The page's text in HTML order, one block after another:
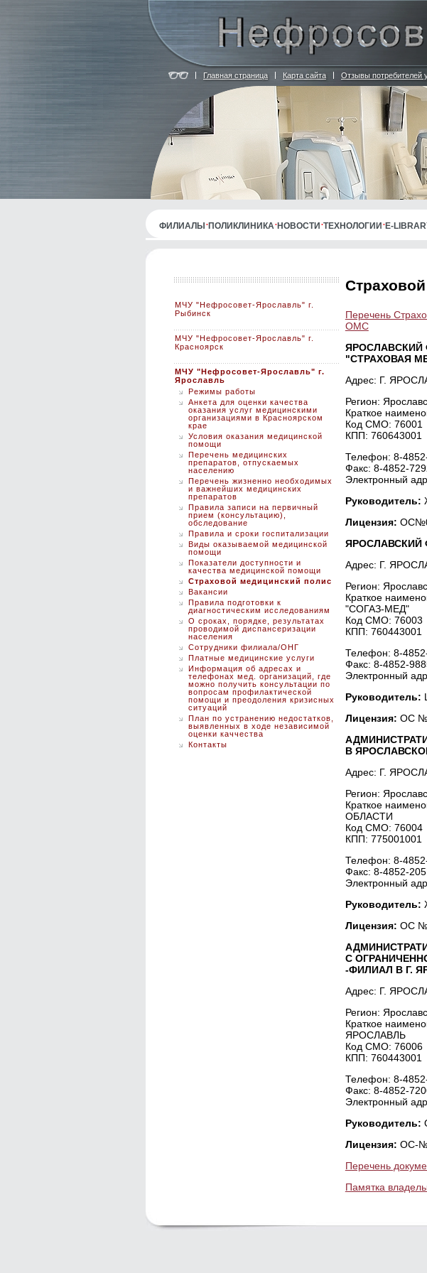
Главная страница Карта сайта Отзывы потребителей
ФИЛИАЛЫ ПОЛИКЛИНИКА НОВОСТИ ТЕХНОЛОГИИ E-
Перечень
ОМС
"СТРАХОВАЯ
Адрес: Г.
Регион:
Краткое
Код СМО: 76001
КПП: 760643001
Телефон: 8-
Факс: 8-4852-
Электронный
Руководитель:
Лицензия:
ЯРОСЛАВСКИЙ
Адрес: Г.
Регион:
Краткое
"СОГАЗ-МЕД"
Код СМО: 76003
КПП: 760443001
Телефон: 8-
Факс: 8-4852-
Электронный
Руководитель:
Лицензия: ОС №
В
Адрес: Г.
Регион:
Краткое
ОБЛАСТИ
Код СМО: 76004
КПП: 775001001
Телефон: 8-
Факс: 8-4852-
Электронный
Руководитель:
Лицензия: ОС
С
-ФИЛИАЛ В Г.
Адрес: Г.
Регион:
Краткое
ЯРОСЛАВЛЬ
Код СМО: 76006
КПП: 760443001
Телефон: 8-
Факс: 8-4852-
Электронный
Руководитель:
Лицензия: ОС-
Перечень
Памятка
МЧУ "Нефросовет-Ярославль" г.
Рыбинск
МЧУ "Нефросовет-Ярославль" г.
Красноярск
МЧУ "Нефросовет-Ярославль" г.
Ярославль
Режимы работы
Анкета для оценки качества
оказания услуг медицинскими
организациями в Красноярском
крае
Условия оказания медицинской
помощи
Перечень медицинских
препаратов, отпускаемых
населению
Перечень жизненно необходимых
и важнейших медицинских
препаратов
Правила записи на первичный
прием (консультацию),
обследование
Правила и сроки госпитализации
Виды оказываемой медицинской
помощи
Показатели доступности и
качества медицинской помощи
Страховой медицинский полис
Вакансии
Правила подготовки к
диагностическим исследованиям
О сроках, порядке, результатах
проводимой диспансеризации
населения
Сотрудники филиала/ОНГ
Платные медицинские услуги
Информация об адресах и
телефонах мед. организаций, где
можно получить консультации по
вопросам профилактической
помощи и преодоления кризисных
ситуаций
План по устранению недостатков,
выявленных в ходе независимой
оценки каччества
Контакты